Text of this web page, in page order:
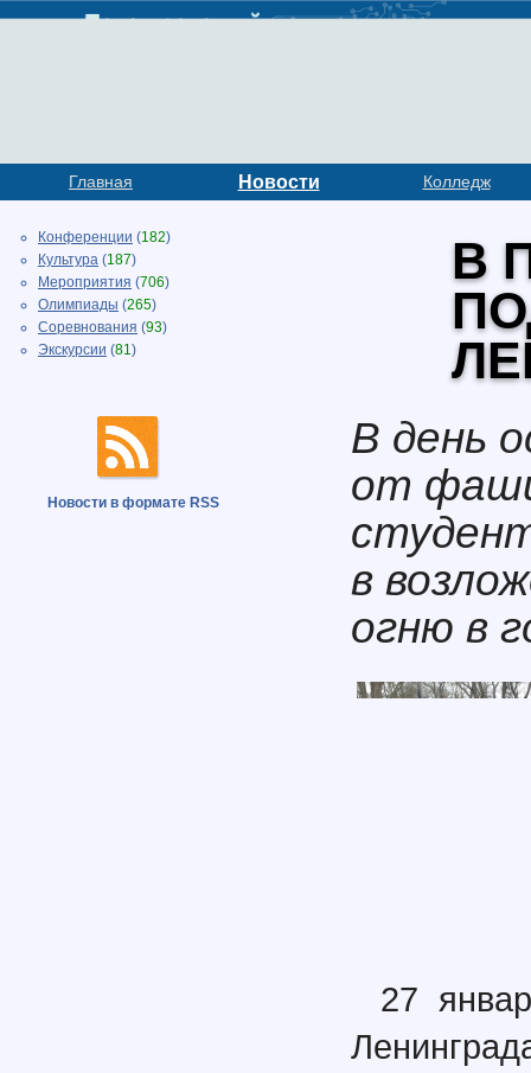
Главная Новости Колледж
Конференции (182)
Культура (187)
Мероприятия (706)
Олимпиады (265)
Соревнования (93)
Экскурсии (81)
Новости в формате RSS
В
В день
от
в
огню в
27